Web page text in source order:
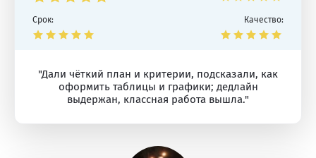
Срок: Качество:
"Дали чёткий план и критерии, подсказали, как
оформить таблицы и графики; дедлайн
выдержан, классная работа вышла."